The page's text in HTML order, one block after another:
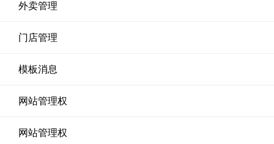
外卖管理
门店管理
模板消息
网站管理权
网站管理权